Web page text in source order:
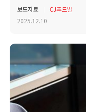
보도자료
CJ푸드빌
2025.12.10